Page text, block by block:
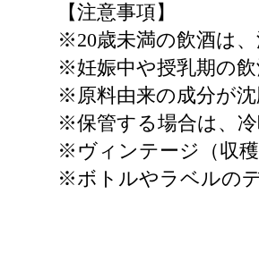
【注意事項】
※20歳未満の飲酒は
※妊娠中や授乳期の飲
※原料由来の成分が
※保管する場合は、冷
※ヴィンテージ（収
※ボトルやラベルの